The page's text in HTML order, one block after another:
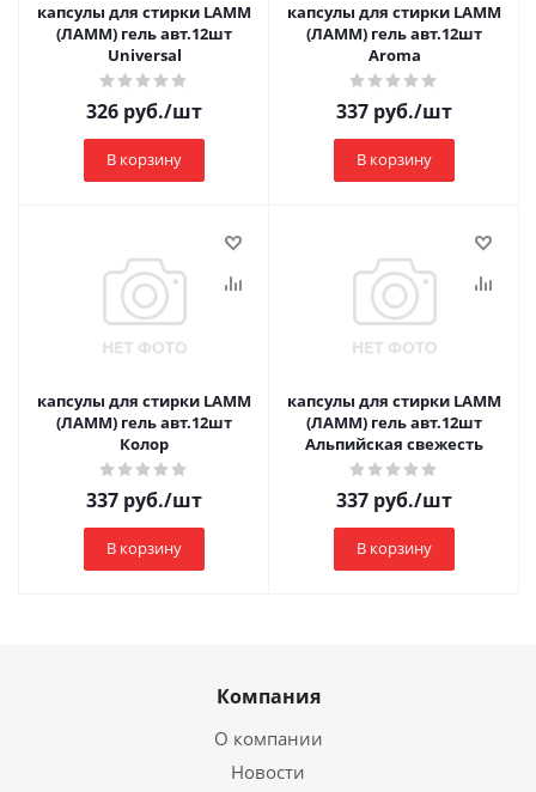
капсулы для стирки LAMM
(ЛАММ) гель авт.12шт
Universal
326 руб./шт
В корзину
капсулы для стирки LAMM
(ЛАММ) гель авт.12шт
Aroma
337 руб./шт
В корзину
капсулы для стирки LAMM
(ЛАММ) гель авт.12шт
Колор
337 руб./шт
В корзину
капсулы для стирки LAMM
(ЛАММ) гель авт.12шт
Альпийская свежесть
337 руб./шт
В корзину
Компания
О компании
Новости